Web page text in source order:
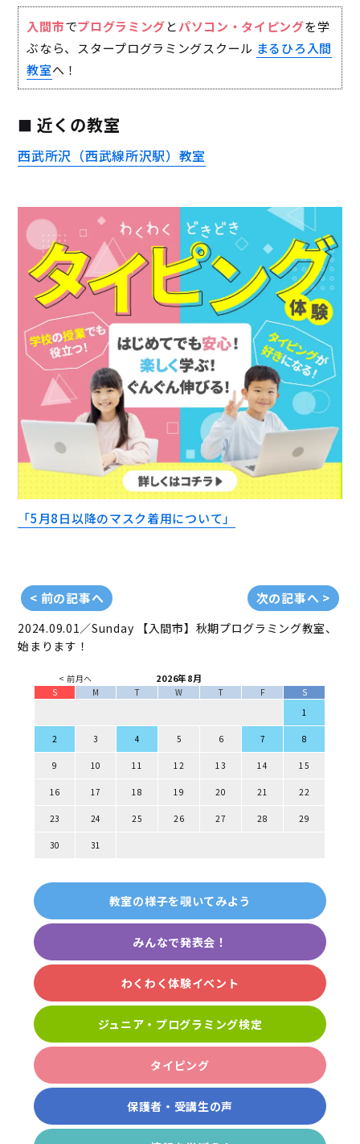
入間市でプログラミングとパソコン・タイピングを学
ぶなら、スタープログラミングスクール まるひろ入間
教室へ！
近くの教室
西武所沢（西武線所沢駅）教室
「5月8日以降のマスク着用について」
< 前の記事へ 次の記事へ >
2024.09.01／Sunday
【入間市】秋期プログラミング教室、
始まります！
< 前月へ 2026年8月
S M T W T F
S
1
2 3 4 5 6 7 8
9 10 11 12 13 14 15
16 17 18 19 20 21 22
23 24 25 26 27 28 29
30 31
教室の様子を覗いてみよう
みんなで発表会！
わくわく体験イベント
ジュニア・プログラミング検定
タイピング
保護者・受講生の声